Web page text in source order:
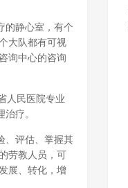
静心室，有个
大队都有可视
询中心的咨询
人民医院专业
疗。
、评估、掌握其
劳教人员，可
展、转化，增